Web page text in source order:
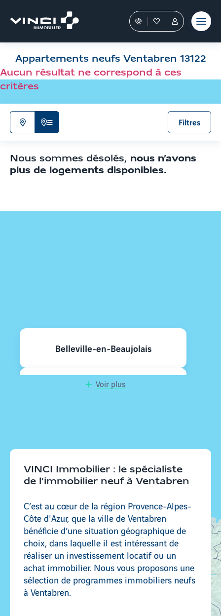
contenu
filtres
de
recherche
aux
résultats
moment
Nos
conseillers
vous
guident
dans
votre
achat
FavorisTous
les
services
sont
dans
votre
Espace
Appartements neufs Ventabren 13122
Aucun résultat ne correspond à ces
critères
N'afficher
carte
Afficher
de
résultats
Filtres
Nous sommes désolés, nous n’avons
plus de logements disponibles.
Belleville-en-Beaujolais
Mâcon
Bourg-en-Bresse
Rillieux-La-Pape
Saint-Didier-au-Mont-d'Or
Voir plus
VINCI Immobilier : le spécialiste
de l’immobilier neuf à Ventabren
C’est au cœur de la région Provence-Alpes-
Côte d'Azur, que la ville de Ventabren
bénéficie d’une situation géographique de
choix, dans laquelle il est intéressant de
réaliser un investissement locatif ou un
achat immobilier. Nous vous proposons une
sélection de programmes immobiliers neufs
à Ventabren.